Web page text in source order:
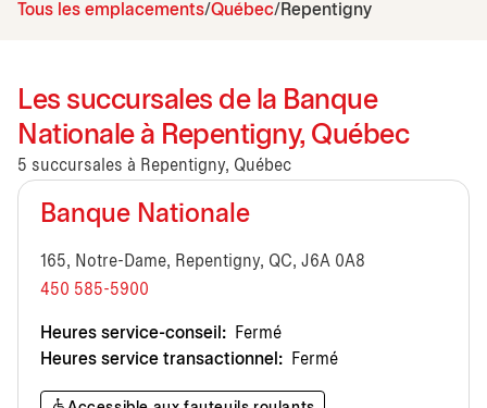
Tous les emplacements Québec Repentigny
Les succursales de la Banque
Nationale à Repentigny, Québec
5 succursales à Repentigny, Québec
Banque Nationale
165, Notre-Dame, Repentigny, QC, J6A 0A8
450 585-5900
Heures service-conseil:
Fermé
Heures service transactionnel:
Fermé